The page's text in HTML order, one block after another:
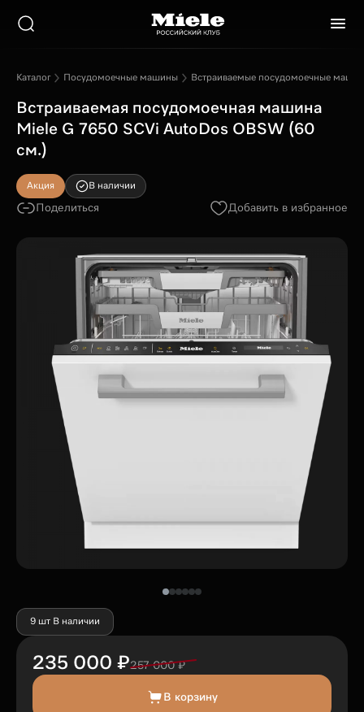
Каталог Посудомоечные машины Встраиваемые посудомоечные
Встраиваемая посудомоечная машина
Miele G 7650 SCVi AutoDos OBSW (60
см.)
Акция В наличии
Поделиться Добавить в избранное
9 шт В наличии
235 000 ₽257 000 ₽
В корзину